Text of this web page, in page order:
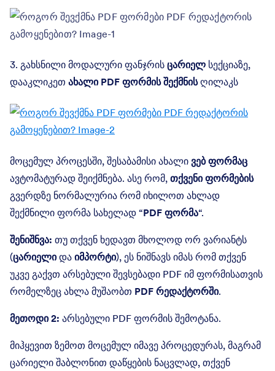
3. გახსნილი მოდალური ფანჯრის ცარიელ სექციაზე,
დააკლიკეთ ახალი PDF ფორმის შექმნისღილაკს
მოცემულ პროცესში, შესაბამისი ახალი ვებ ფორმაც
ავტომატურად შეიქმნება. ასე რომ, თქვენი ფორმების
გვერდზე ნორმალურია რომ იხილოთ ახლად
შექმნილი ფორმა სახელად “PDF ფორმა“.
შენიშნვა: თუ თქვენ ხედავთ მხოლოდ ორ ვარიანტს
(ცარიელიდა იმპორტი), ეს ნიშნავს იმას რომ თქვენ
უკვე გაქვთ არსებული შევსებადი PDF იმ ფორმისათვის
რომელზეც ახლა მუშაობთ PDF რედაქტორში.
მეთოდი 2: არსებული PDF ფორმის შემოტანა.
მიჰყევით ზემოთ მოცემულ იმავე პროცედურას, მაგრამ
ცარიელი შაბლონით დაწყების ნაცვლად, თქვენ